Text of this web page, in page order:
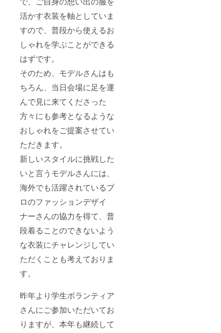
活かす衣装を軸としていま
すので、普段から使えるお
しゃれを学ぶことができる
はずです。
そのため、モデルさんはも
ちろん、当日会場に足を運
んで見に来てくださった
方々にも参考となるような
おしゃれをご提案させてい
ただきます。
新しいスタイルに挑戦した
いと言うモデルさんには、
海外でも活躍されているプ
ロのファッションデザイ
ナーさんの協力を得て、普
段着ることのできないよう
な衣装にチャレンジしてい
ただくことも考えておりま
す。
昨年より学生ボランティア
さんにご参加いただいてお
りますが、本年も継続して